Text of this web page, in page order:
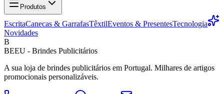
Produtos
EscritaCanecas & GarrafasTêxtilEventos & PresentesTecnologia
Novidades
B
BEEU - Brindes Publicitários
A sua loja de brindes publicitários em Portugal. Milhares de artigos
promocionais personalizáveis.